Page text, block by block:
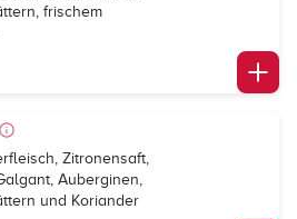
frischem
Zitronensaft,
Auberginen,
und Koriander